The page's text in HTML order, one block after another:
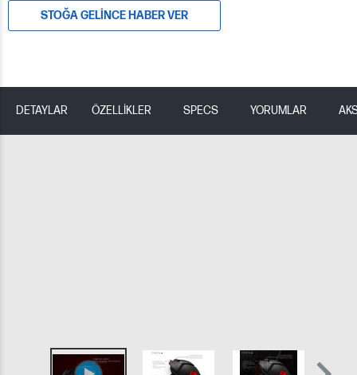
STOĞA GELINCE HABER VER
DETAYLAR ÖZELLİKLER SPECS YORUMLAR